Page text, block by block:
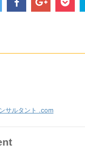
サルタント .com